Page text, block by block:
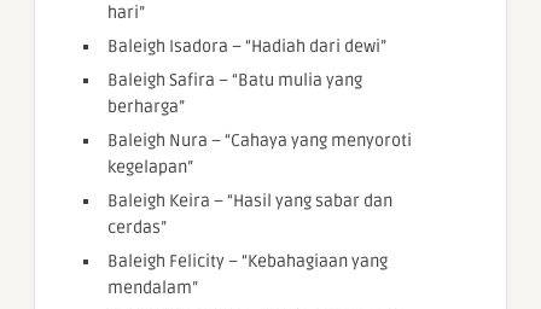
hari”
Baleigh Isadora – “Hadiah dari dewi”
Baleigh Safira – “Batu mulia yang
berharga”
Baleigh Nura – “Cahaya yang menyoroti
kegelapan”
Baleigh Keira – “Hasil yang sabar dan
cerdas”
Baleigh Felicity – “Kebahagiaan yang
mendalam”